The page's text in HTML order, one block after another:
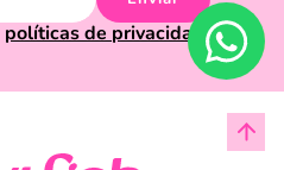
políticas de privacidad.